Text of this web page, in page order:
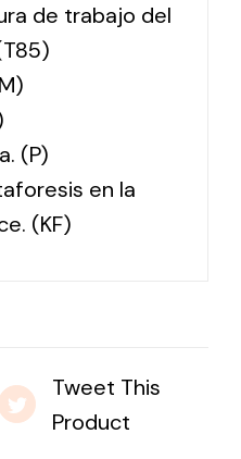
de trabajo del
(P)
en la
(KF)
Tweet This
Product